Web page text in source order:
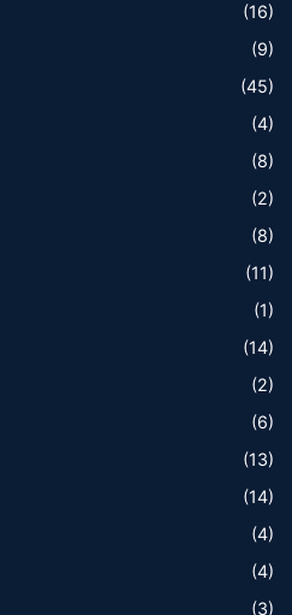
(16)
(9)
(45)
(4)
(8)
(2)
(8)
(11)
(1)
(14)
(2)
(6)
(13)
(14)
(4)
(4)
(3)